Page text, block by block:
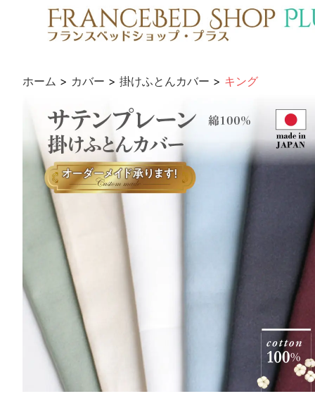
ホーム > カバー > 掛けふとんカバー > キング